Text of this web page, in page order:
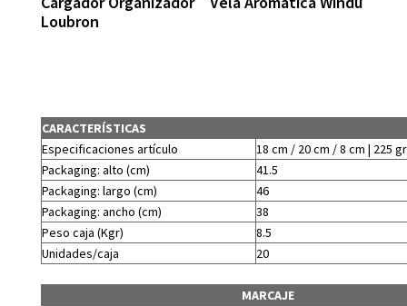
Loubron
CARACTERÍSTICAS
Especificaciones artículo
18 cm / 20 cm / 8 cm | 225 gr
Packaging: alto (cm)
41.5
Packaging: largo (cm)
46
Packaging: ancho (cm)
38
Peso caja (Kgr)
8.5
Unidades/caja
20
MARCAJE